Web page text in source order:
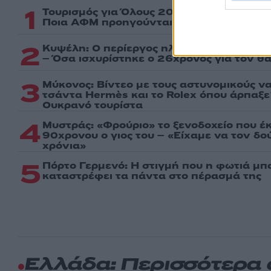
1 Τουρισμός για Όλους 2026: Σήμερα
Ποια ΑΦΜ προηγούνται στις αιτήσεις
2 Κυψέλη: Ο περίεργος ηλικιωμένος και το
– Όσα ισχυρίστηκε ο 26χρονος για τον
3 Μύκονος: Βίντεο με τους αστυνομικούς
τσάντα Hermès και το Rolex όπου
Ουκρανό τουρίστα
4 Μυστράς: «Φρούριο» το ξενοδοχείο που
90χρονου ο γιος του – «Είχαμε να τον
χρόνια»
5 Πόρτο Γερμενό: Η στιγμή που η φωτιά
καταστρέφει τα πάντα στο πέρασμά της
Ελλάδα: Περισσότερα